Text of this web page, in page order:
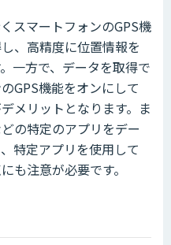
スマートフォンのGPS機
、高精度に位置情報を
一方で、データを取得で
GPS機能をオンにして
メリットとなります。ま
の特定のアプリをデー
特定アプリを使用して
も注意が必要です。